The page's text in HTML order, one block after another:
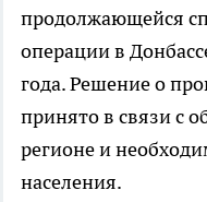
продолжающейся
операции в
года. Решение о
принято в связи с
регионе и
населения.